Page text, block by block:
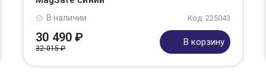
Код: 225043
В наличии
30 490 ₽
32 015 ₽
В корзину